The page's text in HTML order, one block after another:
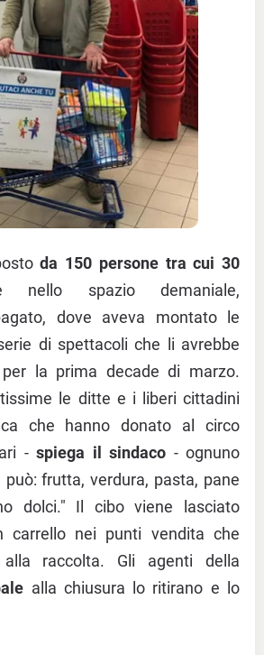
da 150 persone tra cui 30
spazio demaniale,
dove aveva montato le
di spettacoli che li avrebbe
la prima decade di marzo.
le ditte e i liberi cittadini
che hanno donato al circo
-spiega il sindaco - ognuno
frutta, verdura, pasta, pane
dolci." Il cibo viene lasciato
carrello nei punti vendita che
raccolta. Gli agenti della
alla chiusura lo ritirano e lo